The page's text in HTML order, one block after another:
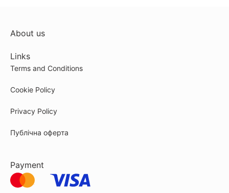
About us
Links
Terms and Conditions
Cookie Policy
Privacy Policy
Публічна оферта
Payment